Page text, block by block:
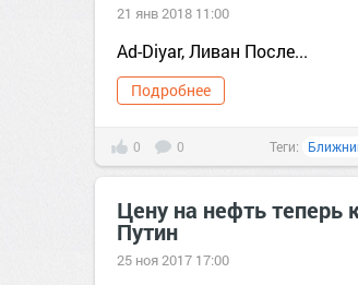
21 янв 2018 11:00
Ad-Diyar, Ливан После...
Подробнее
0 0 Теги:
Цену на нефть теперь
Путин
25 ноя 2017 17:00